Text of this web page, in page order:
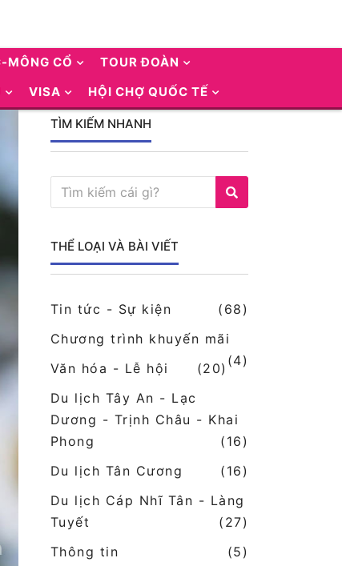
MÔNG CỔ
TOUR ĐOÀN
VISA HỘI CHỢ QUỐC TẾ
TÌM KIẾM NHANH
THỂ LOẠI VÀ BÀI VIẾT
Tin tức - Sự kiện
(68)
Chương trình khuyến mãi
(4)
Văn hóa - Lễ hội
(20)
Du lịch Tây An - Lạc
Dương - Trịnh Châu - Khai
Phong
(16)
Du lịch Tân Cương
(16)
Du lịch Cáp Nhĩ Tân - Làng
Tuyết
(27)
Thông tin
(5)